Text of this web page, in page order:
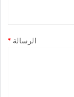
* الرسالة